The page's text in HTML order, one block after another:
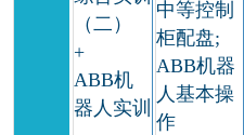
（二）
+
ABB机
器人实训
中等控制
柜配盘;
ABB机器
人基本操
作